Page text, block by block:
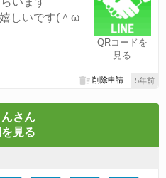
QRコードを
見る
しいです(＾ω
5年前
削除申請
さん
見る